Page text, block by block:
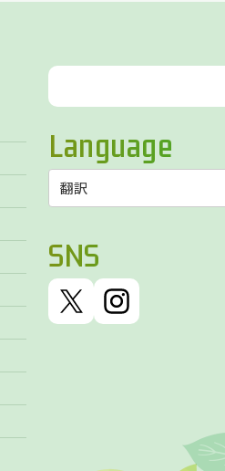
検
Language
SNS